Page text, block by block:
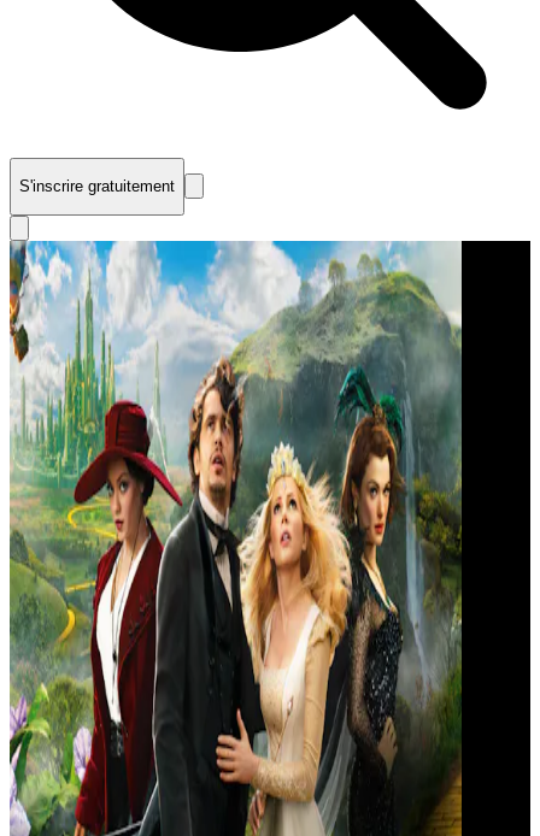
S'inscrire gratuitement